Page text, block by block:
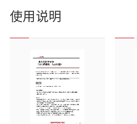
使用说明